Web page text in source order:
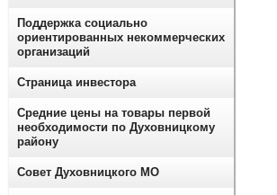
Поддержка социально
ориентированных некоммерческих
организаций
Страница инвестора
Средние цены на товары первой
необходимости по Духовницкому
району
Совет Духовницкого МО